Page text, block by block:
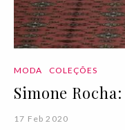
MODA COLEÇÕES
Simone
17 Feb 2020